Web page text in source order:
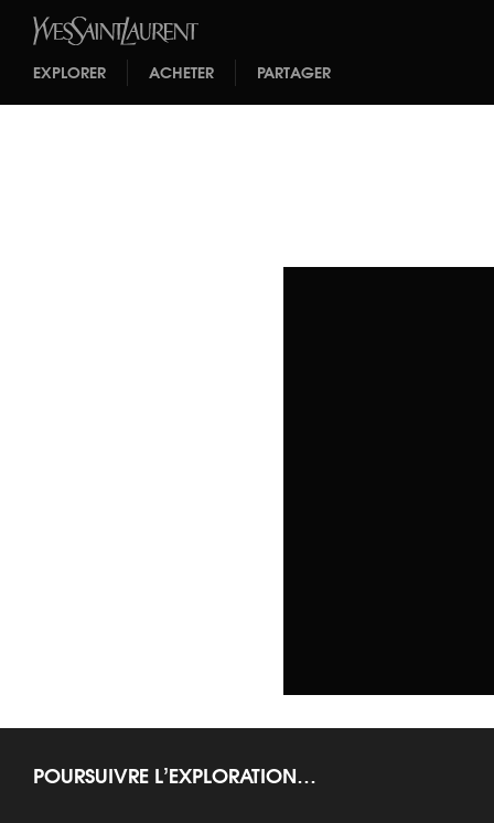
EXPLORER ACHETER PARTAGER
POURSUIVRE L’EXPLORATION…